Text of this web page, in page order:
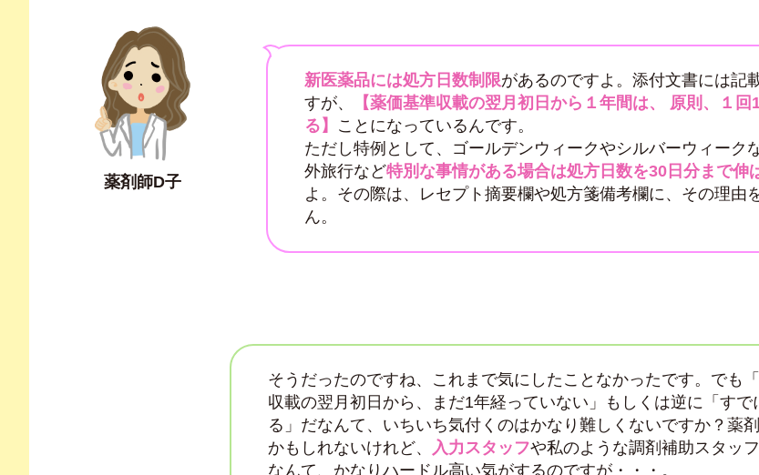
薬剤師D子
新医薬品には処方日数制限があるのですよ。添付文書には記
すが、
【薬価基準収載の翌月初日から１年間は、 原則、１
る】 ことになっているんです。
ただし特例として、ゴールデンウィークやシルバーウィーク
外旅行など特別な事情がある場合は処方日数を30日分まで伸
よ。その際は、レセプト摘要欄や処方箋備考欄に、その理由
ん。
そうだったのですね、これまで気にしたことなかったです。でも
収載の翌月初日から、まだ1年経っていない」もしくは逆に「すで
る」だなんて、いちいち気付くのはかなり難しくないですか？薬
かもしれないけれど、
入力スタッフや私のような調剤補助スタッ
なんて、かなりハードル高い気がするのですが・・・。